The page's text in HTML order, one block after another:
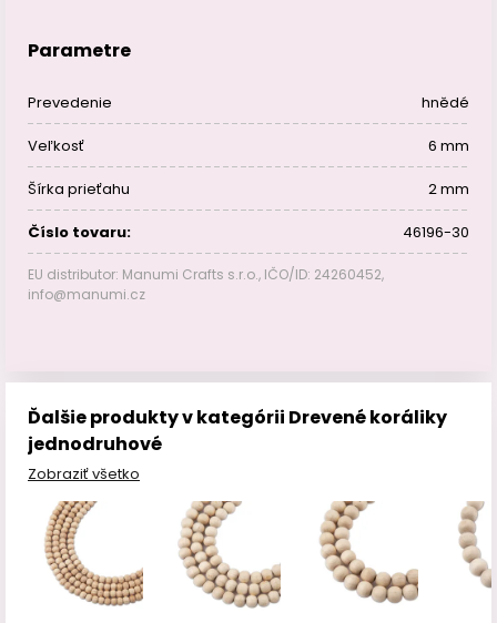
Parametre
Prevedenie hnědé
Veľkosť 6 mm
Šírka prieťahu 2 mm
Číslo tovaru: 46196-30
EU distributor: Manumi Crafts s.r.o., IČO/ID: 24260452,
info@manumi.cz
Ďalšie produkty v kategórii Drevené koráliky
jednodruhové
Zobraziť všetko